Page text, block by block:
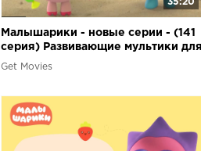
35:20
Малышарики - новые серии - (141
серия) Развивающие мультики для
самых маленьких
Get Movies